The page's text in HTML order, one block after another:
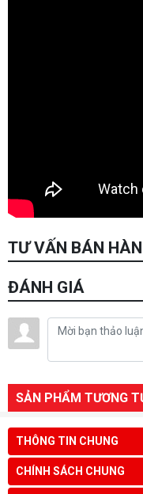
TƯ VẤN BÁN
ĐÁNH GIÁ
SẢN PHẨM TƯƠNG
THÔNG TIN CHUNG
CHÍNH SÁCH CHUNG